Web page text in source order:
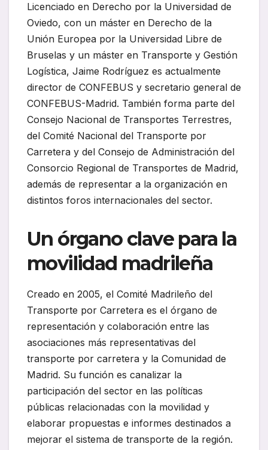
Licenciado en Derecho por la Universidad de
Oviedo, con un máster en Derecho de la
Unión Europea por la Universidad Libre de
Bruselas y un máster en Transporte y Gestión
Logística, Jaime Rodríguez es actualmente
director de CONFEBUS y secretario general de
CONFEBUS-Madrid. También forma parte del
Consejo Nacional de Transportes Terrestres,
del Comité Nacional del Transporte por
Carretera y del Consejo de Administración del
Consorcio Regional de Transportes de Madrid,
además de representar a la organización en
distintos foros internacionales del sector.
Un órgano clave para la
movilidad madrileña
Creado en 2005, el Comité Madrileño del
Transporte por Carretera es el órgano de
representación y colaboración entre las
asociaciones más representativas del
transporte por carretera y la Comunidad de
Madrid. Su función es canalizar la
participación del sector en las políticas
públicas relacionadas con la movilidad y
elaborar propuestas e informes destinados a
mejorar el sistema de transporte de la región.